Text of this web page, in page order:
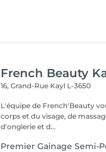
French Beauty
16, Grand-Rue Kayl L-3650
L'équipe de French'Beauty
corps et du visage, de
d'onglerie et d...
Premier Gainage Semi-